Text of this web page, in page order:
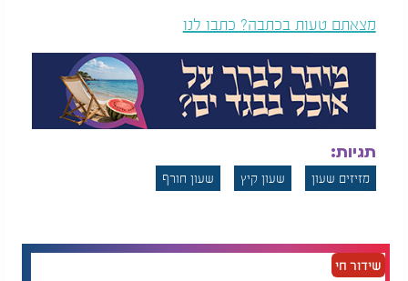
מצאתם טעות בכתבה? כתבו לנו
תגיות:
מזיזים שעון שעון קיץ שעון חורף
שידור חי